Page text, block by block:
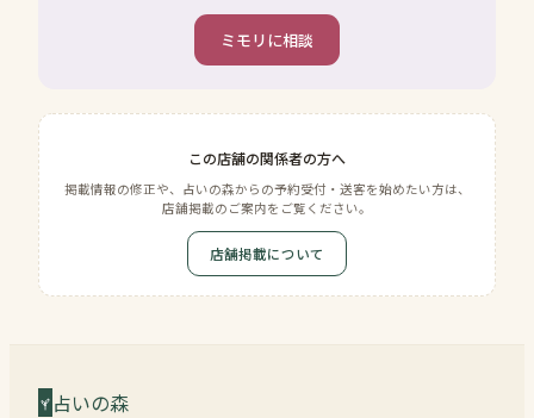
ミモリに相談
この店舗の関係者の方へ
掲載情報の修正や、占いの森からの予約受付・送客を始めたい方は、
店舗掲載のご案内をご覧ください。
店舗掲載について
占いの森